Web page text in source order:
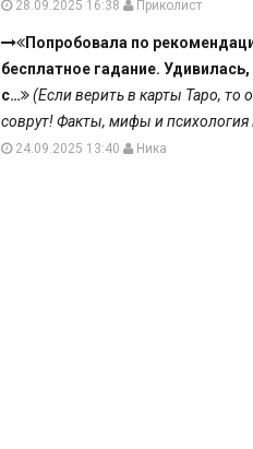
28.09.2025 16:38 Приколист
Попробовала по
бесплатное гадание.
с…
(Если верить в карты Таро, то
соврут! Факты, мифы и психология
24.09.2025 13:40 Ника